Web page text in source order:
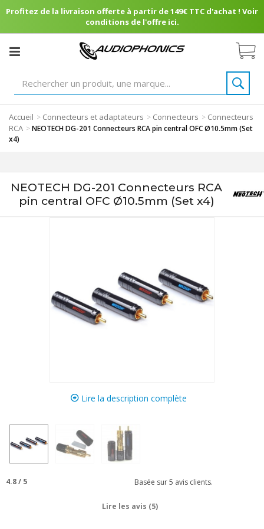
Profitez de la livraison offerte à partir de 149€ TTC d'achat ! Voir
conditions de l'offre ici.
Accueil > Connecteurs et adaptateurs > Connecteurs > Connecteurs
RCA >NEOTECH DG-201 Connecteurs RCA pin central OFC Ø10.5mm (Set
x4)
NEOTECH DG-201 Connecteurs RCA
pin central OFC Ø10.5mm (Set x4)
Lire la description complète
4.8/ 5 Basée sur5 avis clients.
Lire les avis (5)